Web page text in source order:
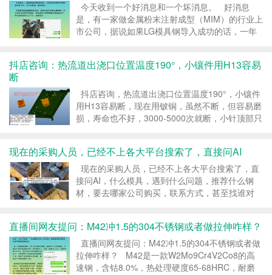
今天收到一个好消息和一个坏消息。 好消息
是，有一家做金属粉末注射成型（MIM）的行业上
市公司，据说如果LG模具钢导入成功的话，一年
就他不点头。 &n...
抖店咨询：热流道出浇口位置温度190°，小镶件用H13容易
断
抖店咨询，热流道出浇口位置温度190°，小镶件
用H13容易断，现在用铍铜，虽然不断，但容易磨
损，寿命也不好，3000-5000次就断，小针顶部只
现在的采购人员，已经不上各大平台搜索了，直接问AI
现在的采购人员，已经不上各大平台搜索了，直
接问AI，什么模具，遇到什么问题，推荐什么钢
材，要去哪家公司购买，联系方式，甚至找谁对
觉她很专业，怎么知道这么多，铜...
直播间网友提问：M42冲1.5的304不锈钢或者做拉伸咋样？
直播间网友提问：M42冲1.5的304不锈钢或者做
拉伸咋样？ M42是一款W2Mo9Cr4V2Co8的高
速钢，含钴8.0%，热处理硬度65-68HRC，耐磨